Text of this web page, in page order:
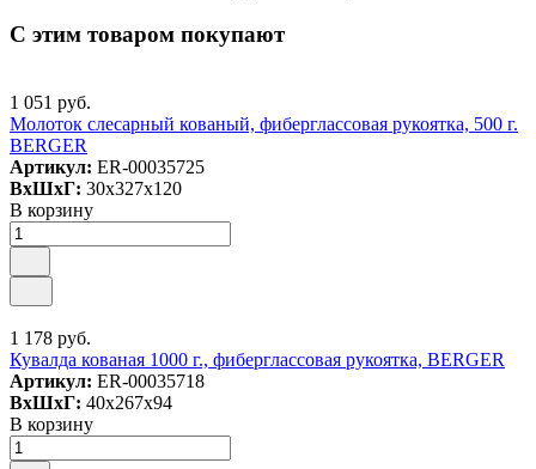
С этим товаром покупают
1 051 руб.
Молоток слесарный кованый, фиберглассовая рукоятка, 500 г.
BERGER
Артикул: ER-00035725
ВxШxГ: 30x327x120
В корзину
1 178 руб.
Кувалда кованая 1000 г., фиберглассовая рукоятка, BERGER
Артикул: ER-00035718
ВxШxГ: 40x267x94
В корзину